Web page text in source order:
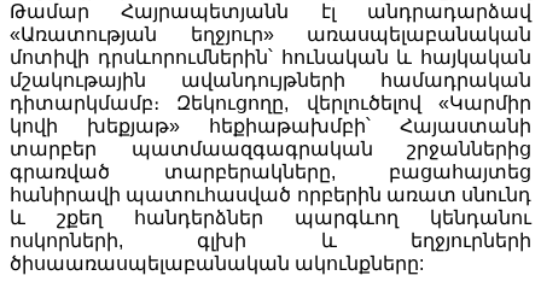
Թամար Հայրապետյանն էլ անդրադարձավ
«Առատության եղջյուր» առասպելաբանական
մոտիվի դրսևորումներին՝ հունական և հայկական
մշակութային ավանդույթների համադրական
դիտարկմամբ։ Զեկուցողը, վերլուծելով «Կարմիր
կովի խեքյաթ» հեքիաթախմբի՝ Հայաստանի
տարբեր պատմաազգագրական շրջաններից
գրառված տարբերակները, բացահայտեց
հանիրավի պատուհասված որբերին առատ սնունդ
և շքեղ հանդերձներ պարգևող կենդանու
ոսկորների, գլխի և եղջյուրների
ծիսաառասպելաբանական ակունքները: